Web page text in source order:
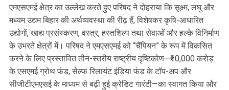
एमएसएमई क्षेत्र का उल्लेख करते हुए परिषद ने दोहराया कि सूक्ष्म, लघु और
मध्यम उद्यम बिहार की अर्थव्यवस्था की रीढ़ हैं, विशेषकर कृषि-आधारित
उद्योगों, खाद्य प्रसंस्करण, वस्त्र, हस्तशिल्प तथा सेवाओं और हल्के विनिर्माण
के उभरते क्षेत्रों में। परिषद ने एमएसएमई को “चैंपियन” के रूप में विकसित
करने के लिए प्रस्तावित तीन-स्तरीय राष्ट्रीय दृष्टिकोण—₹10,000 करोड़
के एसएमई ग्रोथ फंड, सेल्फ रिलायंट इंडिया फंड के टॉप-अप और
सीजीटीएमएसई के माध्यम से बढ़ी हुई क्रेडिट गारंटी—का स्वागत किया और